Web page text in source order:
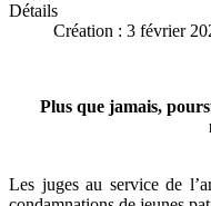
Détails
Création : 3 février
Plus que jamais,
Les juges au service de